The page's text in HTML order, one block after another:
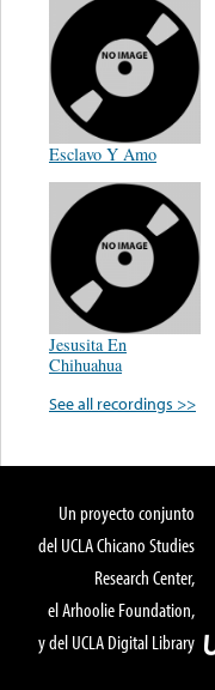
Esclavo Y Amo
Jesusita En
Chihuahua
See all recordings >>
Un proyecto conjunto
del UCLA Chicano Studies
Research Center,
el Arhoolie Foundation,
y del UCLA Digital Library